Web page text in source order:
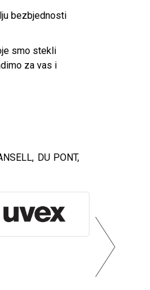
bezbjednosti
smo stekli
za vas i
DU PONT,